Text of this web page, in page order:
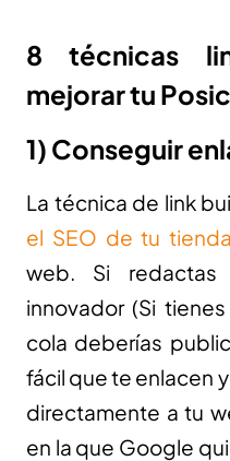
8 técnicas
mejorar tu
1) Conseguir
La técnica de link
el SEO de tu
web. Si redactas
innovador (Si
cola deberías
fácil que te enlacen
directamente a tu
en la que Google